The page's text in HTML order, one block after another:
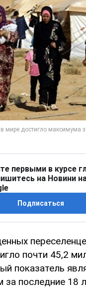
первыми в курсе
на Новини
Подписаться
почти 45,2
показатель
последние 18